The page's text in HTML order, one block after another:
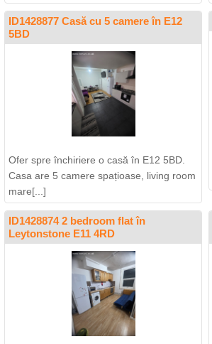
ID1428877 Casă cu 5 camere în E12
5BD
Ofer spre închiriere o casă în E12 5BD.
Casa are 5 camere spațioase, living room
mare[...]
ID1428874 2 bedroom flat în
Leytonstone E11 4RD